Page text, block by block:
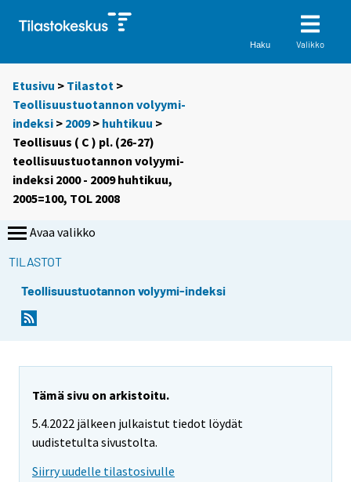
Haku Valikko
Etusivu > Tilastot >
Teollisuustuotannon volyymi-
indeksi > 2009> huhtikuu >
Teollisuus ( C ) pl. (26-27)
teollisuustuotannon volyymi-
indeksi 2000 - 2009 huhtikuu,
2005=100, TOL 2008
Avaa valikko
TILASTOT
Teollisuustuotannon volyymi-indeksi
Tämä sivu on arkistoitu.
5.4.2022 jälkeen julkaistut tiedot löydät
uudistetulta sivustolta.
Siirry uudelle tilastosivulle